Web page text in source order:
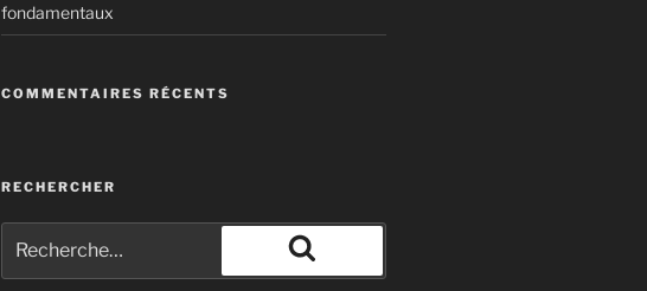
fondamentaux
COMMENTAIRES RÉCENTS
RECHERCHER